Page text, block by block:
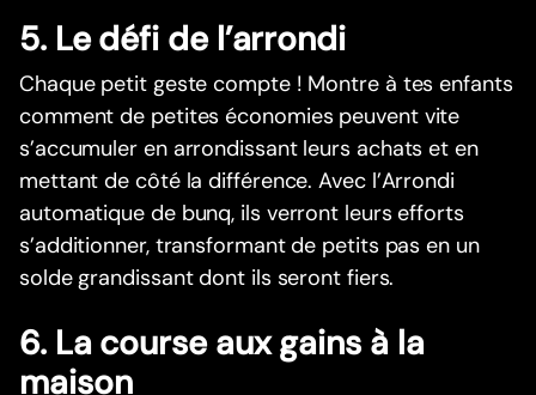
5. Le défi de l’arrondi
Chaque petit geste compte ! Montre à tes enfants
comment de petites économies peuvent vite
s’accumuler en arrondissant leurs achats et en
mettant de côté la différence. Avec l’Arrondi
automatique de bunq, ils verront leurs efforts
s’additionner, transformant de petits pas en un
solde grandissant dont ils seront fiers.
6. La course aux gains à la
maison